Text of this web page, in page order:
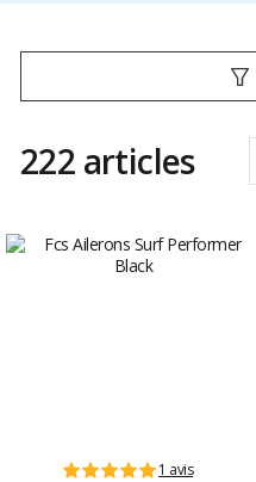
222 articles
1 avis